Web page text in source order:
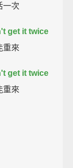
一次
get it twice
重來
get it twice
重來